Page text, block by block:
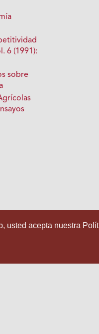
6 (1991):
sobre
usted acepta nuestra